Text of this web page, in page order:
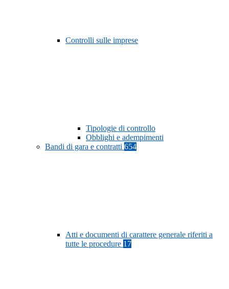
Controlli sulle imprese
Tipologie di controllo
Obblighi e adempimenti
Bandi di gara e contratti 654
Atti e documenti di carattere generale riferiti a
tutte le procedure 17